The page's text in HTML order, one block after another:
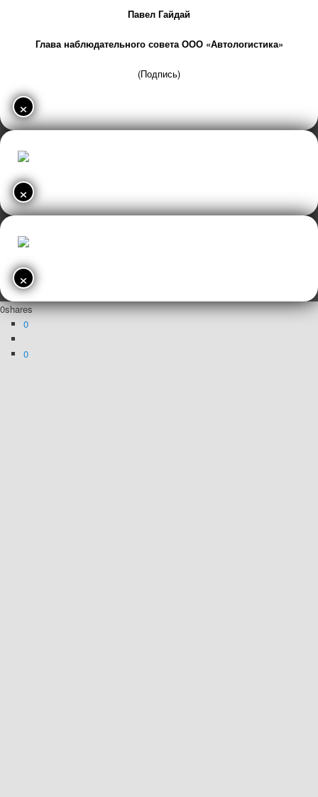
Павел Гайдай
Глава наблюдательного совета ООО «Автологистика»
(Подпись)
×
×
×
0shares
0
0